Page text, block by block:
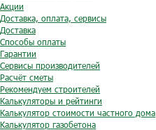
Акции
Доставка, оплата, сервисы
Доставка
Способы оплаты
Гарантии
Сервисы производителей
Расчёт сметы
Рекомендуем строителей
Калькуляторы и рейтинги
Калькулятор стоимости частного дома
Калькулятор газобетона